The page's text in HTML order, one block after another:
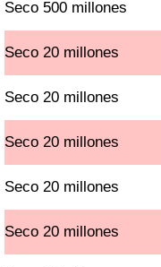
Seco 500 millones
Seco 20 millones
Seco 20 millones
Seco 20 millones
Seco 20 millones
Seco 20 millones